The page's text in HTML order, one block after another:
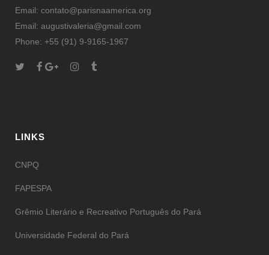
Email: contato@parisnaamerica.org
Email: augustivaleria@gmail.com
Phone: +55 (91) 9-9165-1967
LINKS
CNPQ
FAPESPA
Grêmio Literário e Recreativo Português do Pará
Universidade Federal do Pará